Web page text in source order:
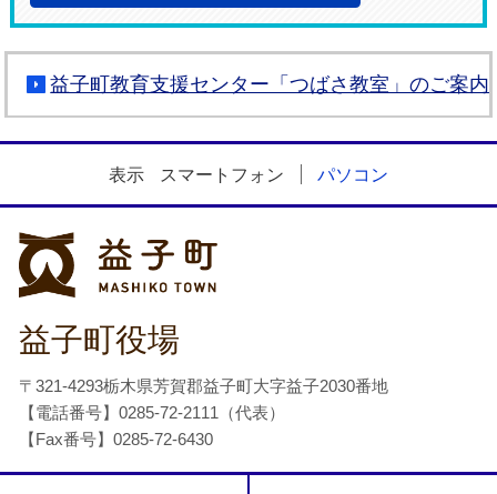
益子町教育支援センター「つばさ教室」のご案内
表示 スマートフォン パソコン
益子町役場
〒321-4293栃木県芳賀郡益子町大字益子2030番地
【電話番号】0285-72-2111（代表）
【Fax番号】0285-72-6430